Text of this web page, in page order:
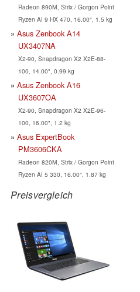
Radeon 890M, Strix / Gorgon Point
Ryzen AI 9 HX 470, 16.00", 1.5 kg
Asus Zenbook A14
UX3407NA
X2-90, Snapdragon X2 X2E-88-
100, 14.00", 0.99 kg
Asus Zenbook A16
UX3607OA
X2-90, Snapdragon X2 X2E-96-
100, 16.00", 1.2 kg
Asus ExpertBook
PM3606CKA
Radeon 820M, Strix / Gorgon Point
Ryzen AI 5 330, 16.00", 1.87 kg
Preisvergleich